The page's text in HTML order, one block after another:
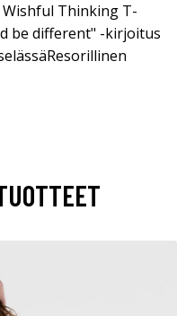
Thinking T-
be different" -kirjoitus